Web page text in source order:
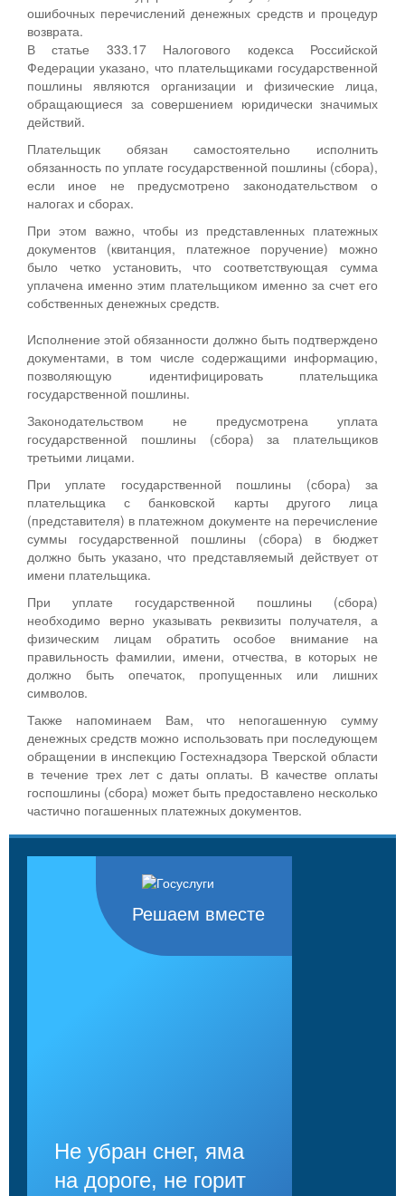
ошибочных перечислений денежных средств и процедур
возврата.
В статье 333.17 Налогового кодекса Российской
Федерации указано, что плательщиками государственной
пошлины являются организации и физические лица,
обращающиеся за совершением юридически значимых
действий.
Плательщик обязан самостоятельно исполнить
обязанность по уплате государственной пошлины (сбора),
если иное не предусмотрено законодательством о
налогах и сборах.
При этом важно, чтобы из представленных платежных
документов (квитанция, платежное поручение) можно
было четко установить, что соответствующая сумма
уплачена именно этим плательщиком именно за счет его
собственных денежных средств.
Исполнение этой обязанности должно быть подтверждено
документами, в том числе содержащими информацию,
позволяющую идентифицировать плательщика
государственной пошлины.
Законодательством не предусмотрена уплата
государственной пошлины (сбора) за плательщиков
третьими лицами.
При уплате государственной пошлины (сбора) за
плательщика с банковской карты другого лица
(представителя) в платежном документе на перечисление
суммы государственной пошлины (сбора) в бюджет
должно быть указано, что представляемый действует от
имени плательщика.
При уплате государственной пошлины (сбора)
необходимо верно указывать реквизиты получателя, а
физическим лицам обратить особое внимание на
правильность фамилии, имени, отчества, в которых не
должно быть опечаток, пропущенных или лишних
символов.
Также напоминаем Вам, что непогашенную сумму
денежных средств можно использовать при последующем
обращении в инспекцию Гостехнадзора Тверской области
в течение трех лет с даты оплаты. В качестве оплаты
госпошлины (сбора) может быть предоставлено несколько
частично погашенных платежных документов.
Решаем вместе
Не убран снег, яма
на дороге, не горит